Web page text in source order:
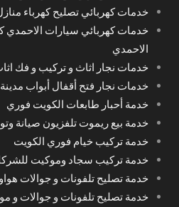
خدمات كهربائي تصليح كهرباء
خدمات كهربائي سيارات الاحمدي
الاحمدي
خدمات نجار اثاث و تركيب و فك
خدمات نجار فتح أقفال أبواب
خدمة أحبار طابعات الكويت فوري
خدمة بيع ريموت تلفزيون صيانة
خدمة تركيب خيام فوري الكويت
خدمة تركيب سجاد وموكيت
خدمة تصليح تلفونات و جوالات
خدمة تصليح تلفونات و جوالات و